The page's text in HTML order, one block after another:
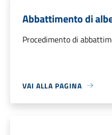
Abbattimento di
Procedimento di
VAI ALLA PAGINA